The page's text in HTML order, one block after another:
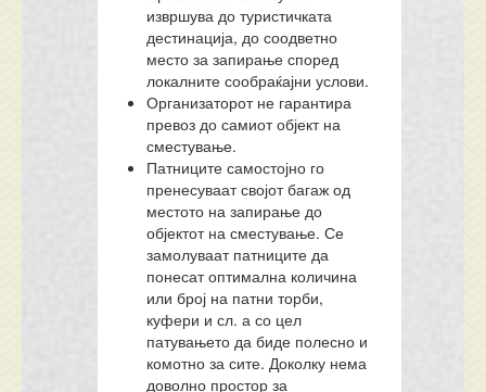
извршува до туристичката
дестинација, до соодветно
место за запирање според
локалните сообраќајни услови.
Организаторот не гарантира
превоз до самиот објект на
сместување.
Патниците самостојно го
пренесуваат својот багаж од
местото на запирање до
објектот на сместување. Се
замолуваат патниците да
понесат оптимална количина
или број на патни торби,
куфери и сл. а со цел
патувањето да биде полесно и
комотно за сите. Доколку нема
доволно простор за